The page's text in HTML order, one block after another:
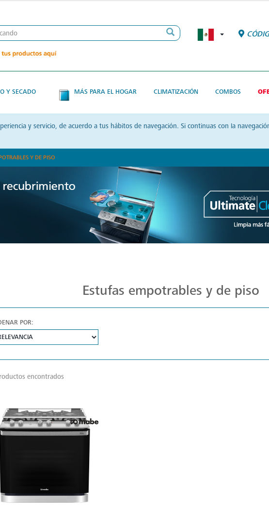
Y SECADO MÁS PARA EL HOGAR CLIMATIZACIÓN COMBOS
y servicio, de acuerdo a tus hábitos de navegación. Si continuas con la
Y DE PISO
Estufas empotrables y de piso
POR:
encontrados